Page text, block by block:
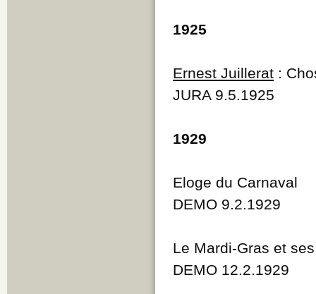
1925
Ernest Juillerat :
JURA 9.5.1925
1929
Eloge du Carnaval
DEMO 9.2.1929
Le Mardi-Gras et
DEMO 12.2.1929